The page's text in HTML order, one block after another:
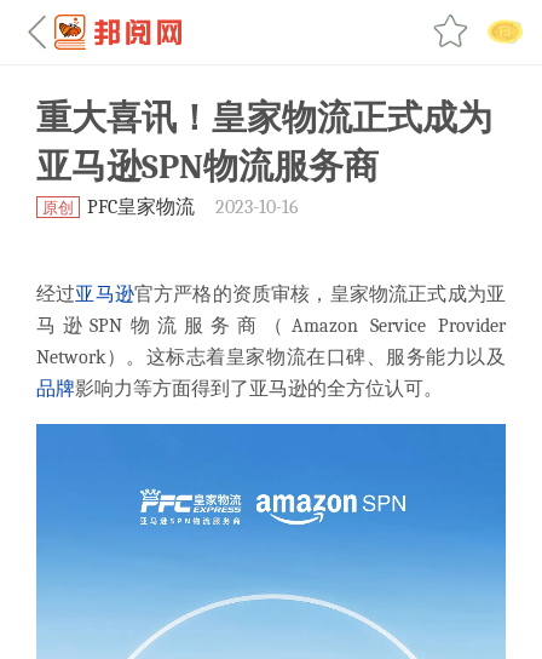
重大喜讯！皇家物流正式成为
亚马逊SPN物流服务商
原创 PFC皇家物流 2023-10-16
经过亚马逊官方严格的资质审核，皇家物流正式成为亚
马逊SPN物流服务商（Amazon Service Provider
Network）。这标志着皇家物流在口碑、服务能力以及
品牌影响力等方面得到了亚马逊的全方位认可。